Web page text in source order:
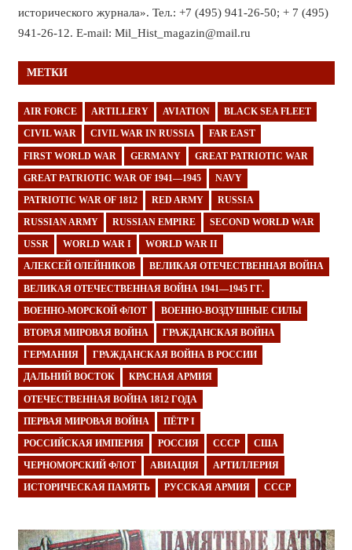
исторического журнала». Тел.: +7 (495) 941-26-50; + 7 (495)
941-26-12. E-mail: Mil_Hist_magazin@mail.ru
МЕТКИ
AIR FORCE ARTILLERY AVIATION BLACK SEA FLEET
CIVIL WAR CIVIL WAR IN RUSSIA FAR EAST
FIRST WORLD WAR GERMANY GREAT PATRIOTIC WAR
GREAT PATRIOTIC WAR OF 1941—1945 NAVY
PATRIOTIC WAR OF 1812 RED ARMY RUSSIA
RUSSIAN ARMY RUSSIAN EMPIRE SECOND WORLD WAR
USSR WORLD WAR I WORLD WAR II
АЛЕКСЕЙ ОЛЕЙНИКОВ ВЕЛИКАЯ ОТЕЧЕСТВЕННАЯ ВОЙНА
ВЕЛИКАЯ ОТЕЧЕСТВЕННАЯ ВОЙНА 1941—1945 ГГ.
ВОЕННО-МОРСКОЙ ФЛОТ ВОЕННО-ВОЗДУШНЫЕ СИЛЫ
ВТОРАЯ МИРОВАЯ ВОЙНА ГРАЖДАНСКАЯ ВОЙНА
ГЕРМАНИЯ ГРАЖДАНСКАЯ ВОЙНА В РОССИИ
ДАЛЬНИЙ ВОСТОК КРАСНАЯ АРМИЯ
ОТЕЧЕСТВЕННАЯ ВОЙНА 1812 ГОДА
ПЕРВАЯ МИРОВАЯ ВОЙНА ПЁТР I
РОССИЙСКАЯ ИМПЕРИЯ РОССИЯ СССР США
ЧЕРНОМОРСКИЙ ФЛОТ АВИАЦИЯ АРТИЛЛЕРИЯ
ИСТОРИЧЕСКАЯ ПАМЯТЬ РУССКАЯ АРМИЯ СССР